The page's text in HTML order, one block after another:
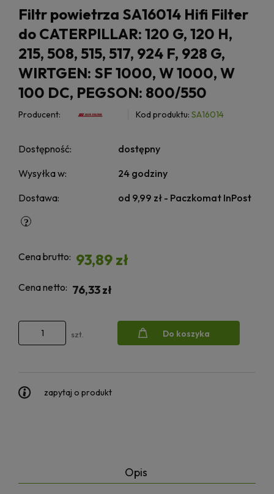
Filtr powietrza SA16014 Hifi Filter
do CATERPILLAR: 120 G, 120 H,
215, 508, 515, 517, 924 F, 928 G,
WIRTGEN: SF 1000, W 1000, W
100 DC, PEGSON: 800/550
Producent: Kod produktu: SA16014
Dostępność:
dostępny
Wysyłka w:
24 godziny
Dostawa:
od 9,99 zł - Paczkomat InPost
Cena brutto: 93,89 zł
Cena netto: 76,33 zł
szt. Do koszyka
zapytaj o produkt
Opis